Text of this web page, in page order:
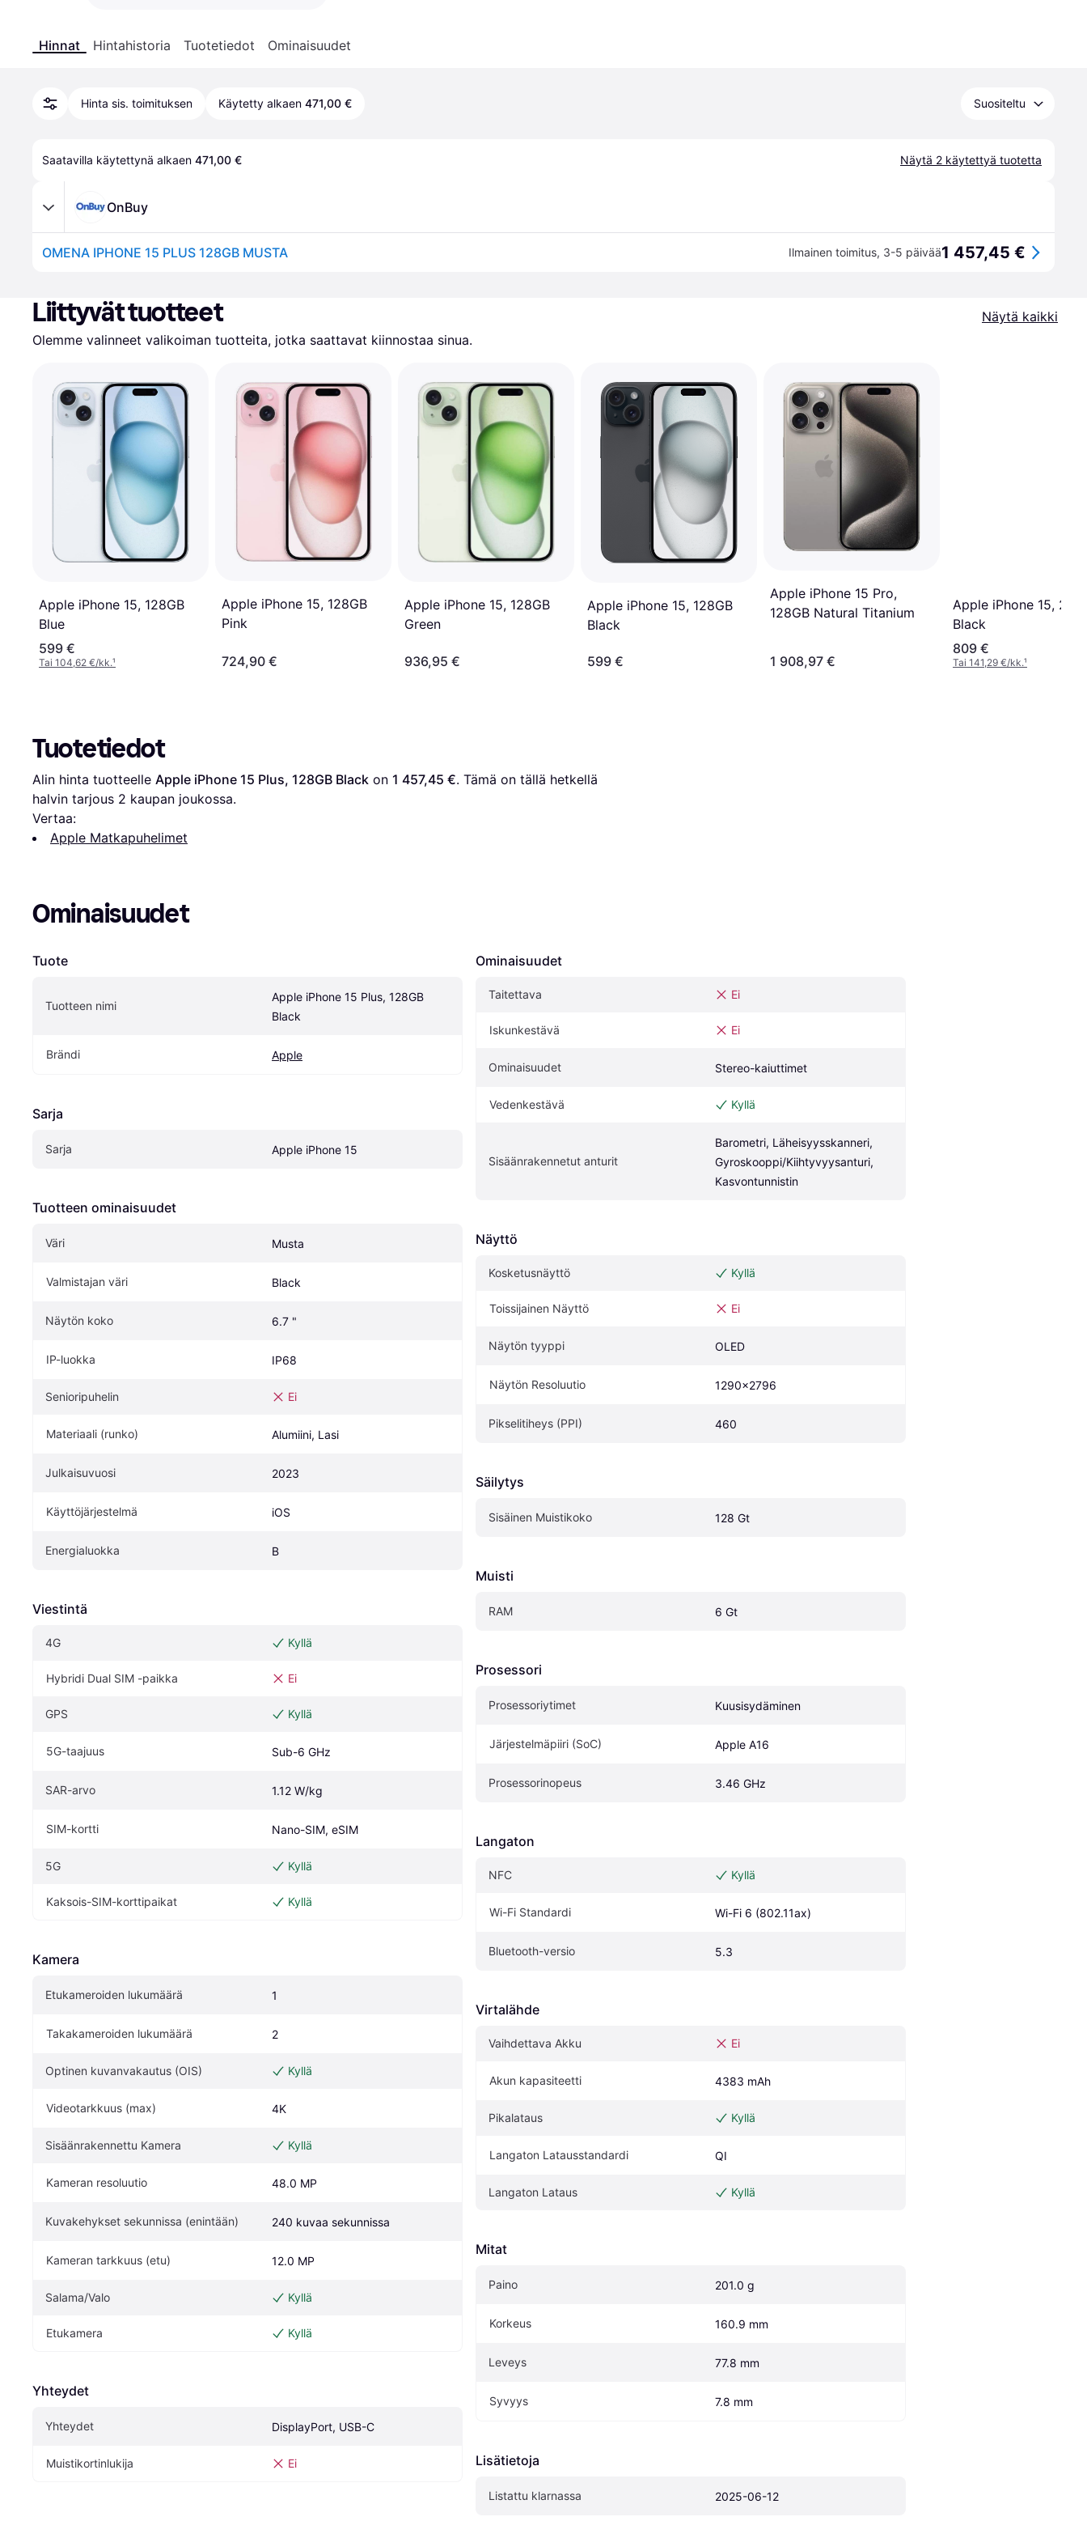
Hinnat Hintahistoria Tuotetiedot Ominaisuudet
Hinta sis. toimituksen Käytetty alkaen 471,00 € Suositeltu
Saatavilla käytettynä alkaen 471,00 € Näytä 2 käytettyä tuotetta
OnBuy
OMENA IPHONE 15 PLUS 128GB MUSTA Ilmainen toimitus, 3-5 päivää1 457,45 €
Liittyvät tuotteet
Näytä kaikki
Olemme valinneet valikoiman tuotteita, jotka saattavat kiinnostaa sinua.
Apple iPhone 15, 128GB
Blue
599 €
Tai 104,62 €/kk.¹
Apple iPhone 15, 128GB
Pink
724,90 €
Apple iPhone 15, 128GB
Green
936,95 €
Apple iPhone 15, 128GB
Black
599 €
Apple iPhone 15 Pro,
128GB Natural Titanium
1 908,97 €
Apple iPhone 15,
Black
809 €
Tai 141,29 €/kk.¹
Tuotetiedot
Alin hinta tuotteelle Apple iPhone 15 Plus, 128GB Black on 1 457,45 €. Tämä on tällä hetkellä
halvin tarjous 2 kaupan joukossa.
Vertaa:
Apple Matkapuhelimet
Ominaisuudet
Tuote
Tuotteen nimi
Apple iPhone 15 Plus, 128GB
Black
Brändi Apple
Sarja
Sarja Apple iPhone 15
Tuotteen ominaisuudet
Väri Musta
Valmistajan väri Black
Näytön koko 6.7 "
IP-luokka IP68
Senioripuhelin Ei
Materiaali (runko) Alumiini, Lasi
Julkaisuvuosi 2023
Käyttöjärjestelmä iOS
Energialuokka B
Viestintä
4G Kyllä
Hybridi Dual SIM -paikka Ei
GPS Kyllä
5G-taajuus Sub-6 GHz
SAR-arvo 1.12 W/kg
SIM-kortti Nano-SIM, eSIM
5G Kyllä
Kaksois-SIM-korttipaikat Kyllä
Kamera
Etukameroiden lukumäärä 1
Takakameroiden lukumäärä 2
Optinen kuvanvakautus (OIS) Kyllä
Videotarkkuus (max) 4K
Sisäänrakennettu Kamera Kyllä
Kameran resoluutio 48.0 MP
Kuvakehykset sekunnissa (enintään) 240 kuvaa sekunnissa
Kameran tarkkuus (etu) 12.0 MP
Salama/Valo Kyllä
Etukamera Kyllä
Yhteydet
Yhteydet DisplayPort, USB-C
Muistikortinlukija Ei
Ominaisuudet
Taitettava Ei
Iskunkestävä Ei
Ominaisuudet Stereo-kaiuttimet
Vedenkestävä Kyllä
Sisäänrakennetut anturit
Barometri, Läheisyysskanneri,
Gyroskooppi/Kiihtyvyysanturi,
Kasvontunnistin
Näyttö
Kosketusnäyttö Kyllä
Toissijainen Näyttö Ei
Näytön tyyppi OLED
Näytön Resoluutio 1290x2796
Pikselitiheys (PPI) 460
Säilytys
Sisäinen Muistikoko 128 Gt
Muisti
RAM 6 Gt
Prosessori
Prosessoriytimet Kuusisydäminen
Järjestelmäpiiri (SoC) Apple A16
Prosessorinopeus 3.46 GHz
Langaton
NFC Kyllä
Wi-Fi Standardi Wi-Fi 6 (802.11ax)
Bluetooth-versio 5.3
Virtalähde
Vaihdettava Akku Ei
Akun kapasiteetti 4383 mAh
Pikalataus Kyllä
Langaton Latausstandardi QI
Langaton Lataus Kyllä
Mitat
Paino 201.0 g
Korkeus 160.9 mm
Leveys 77.8 mm
Syvyys 7.8 mm
Lisätietoja
Listattu klarnassa 2025-06-12